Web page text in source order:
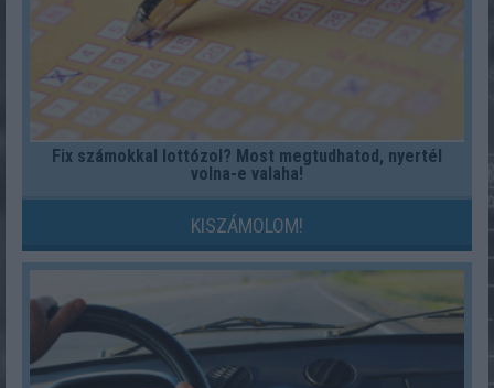
Fix számokkal lottózol? Most megtudhatod, nyertél
volna-e valaha!
KISZÁMOLOM!